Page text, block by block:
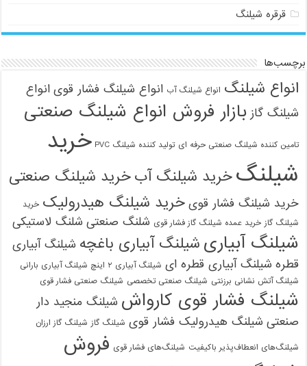
قرقره شیلنگ
برچسب‌ها
انواع شیلنگ انواع شیلنگ آب انواع شیلنگ فشار قوی انواع
شیلنگ گاز بازار فروش انواع شیلنگ صنعتی
تامین کننده شیلنگ صنعتی حرفه ای تولید کننده شیلنگ PVC
خرید
شیلنگخرید شیلنگ آبخرید شیلنگ صنعتی
خرید شیلنگ فشار قوی خرید شیلنگ هیدرولیک خرید
شیلنگ گاز خرید عمده شیلنگ گاز فشار قوی شلنگ صنعتی شلنگ لاستیکی
شیلنگ آبیاری شیلنگ آبیاری باغچه شیلنگ آبیاری
قطره شیلنگ آبیاری قطره ای شیلنگ آبیاری ۲ اینچ شیلنگ آبیاری بارانی
شیلنگ آتش نشانی برزنتی شیلنگ صنعتی تخصصی شیلنگ صنعتی فشار قوی
شیلنگ فشار قوی کارواش شیلنگ منجید دار
صنعتی شیلنگ هیدرولیک فشار قوی شیلنگ گاز شیلنگ گاز ارزان
شیلنگ‌های انعطاف‌پذیر باکیفیت شیلنگ‌های فشار قوی فروش